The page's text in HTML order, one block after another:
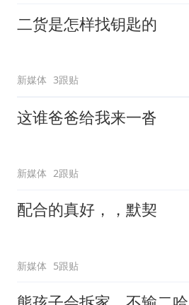
二货是怎样找钥匙的
新媒体 3跟贴
这谁爸爸给我来一沓
新媒体 2跟贴
配合的真好，，默契
新媒体 5跟贴